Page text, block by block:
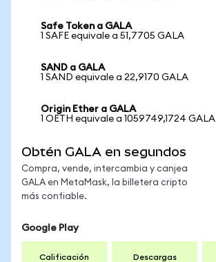
Safe Token a GALA
1 SAFE equivale a 51,7705 GALA
SAND a GALA
1 SAND equivale a 22,9170 GALA
Origin Ether a GALA
1 OETH equivale a 1059749,1724 GALA
Obtén GALA en segundos
Compra, vende, intercambia y canjea
GALA en MetaMask, la billetera cripto
más confiable.
Google Play
Calificación Descargas